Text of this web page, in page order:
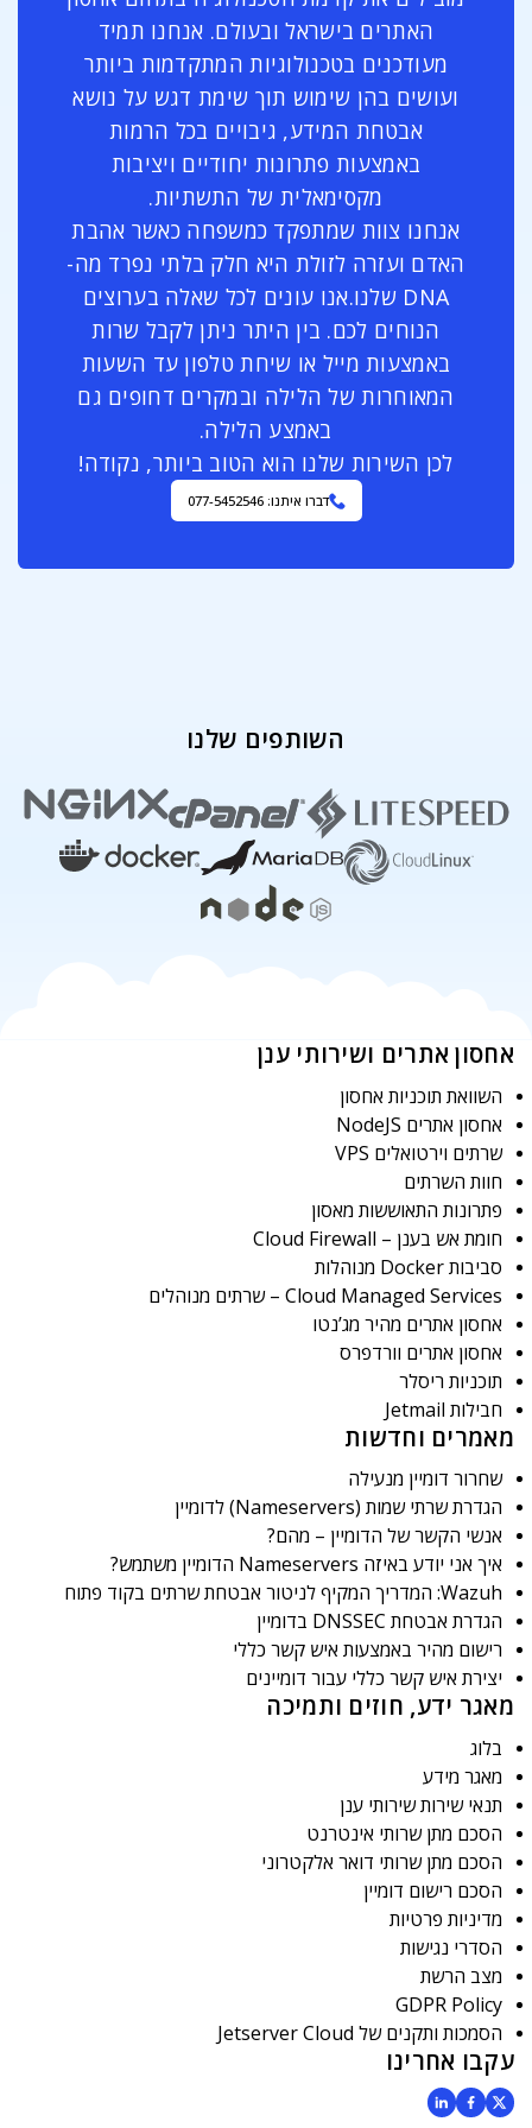
האתרים בישראל ובעולם. אנחנו תמיד
מעודכנים בטכנולוגיות המתקדמות ביותר
ועושים בהן שימוש תוך שימת דגש על נושא
אבטחת המידע, גיבויים בכל הרמות
באמצעות פתרונות יחודיים ויציבות
מקסימאלית של התשתיות.
אנחנו צוות שמתפקד כמשפחה כאשר אהבת
האדם ועזרה לזולת היא חלק בלתי נפרד מה-
DNA שלנו.אנו עונים לכל שאלה בערוצים
הנוחים לכם. בין היתר ניתן לקבל שרות
באמצעות מייל או שיחת טלפון עד השעות
המאוחרות של הלילה ובמקרים דחופים גם
באמצע הלילה.
לכן השירות שלנו הוא הטוב ביותר, נקודה!
דברו איתנו: 077-5452546
השותפים שלנו
אחסון אתרים ושירותי ענן
השוואת תוכניות אחסון
אחסון אתרים NodeJS
שרתים וירטואלים VPS
חוות השרתים
פתרונות התאוששות מאסון
חומת אש בענן – Cloud Firewall
סביבות Docker מנוהלות
Cloud Managed Services – שרתים מנוהלים
אחסון אתרים מהיר מג’נטו
אחסון אתרים וורדפרס
תוכניות ריסלר
חבילות Jetmail
מאגר ידע, חוזים ותמיכה
בלוג
מאגר מידע
תנאי שירות שירותי ענן
הסכם מתן שרותי אינטרנט
הסכם מתן שרותי דואר אלקטרוני
הסכם רישום דומיין
מדיניות פרטיות
הסדרי נגישות
מצב הרשת
GDPR Policy
הסמכות ותקנים של Jetserver Cloud
מאמרים וחדשות
שחרור דומיין מנעילה
הגדרת שרתי שמות (Nameservers) לדומיין
אנשי הקשר של הדומיין – מהם?
איך אני יודע באיזה Nameservers הדומיין משתמש?
Wazuh: המדריך המקיף לניטור אבטחת שרתים בקוד פתוח
הגדרת אבטחת DNSSEC בדומיין
רישום מהיר באמצעות איש קשר כללי
יצירת איש קשר כללי עבור דומיינים
עקבו אחרינו